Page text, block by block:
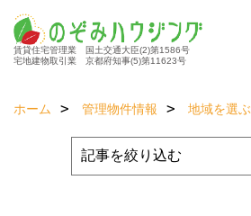
賃貸住宅管理業 国土交通大臣(2)第1586号
宅地建物取引業 京都府知事(5)第11623号
ホーム 管理物件情報 地域を選ぶ